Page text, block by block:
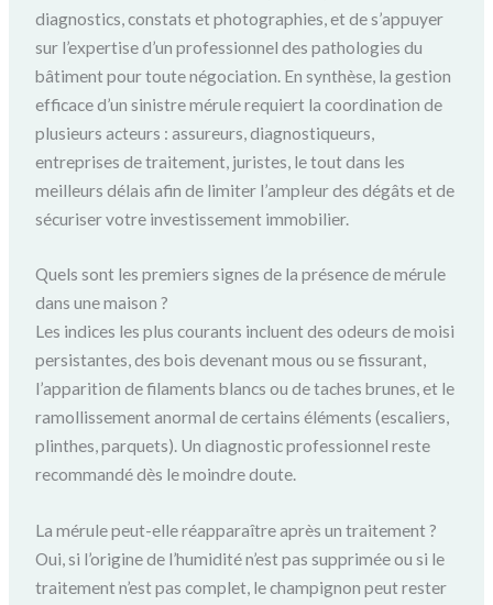
diagnostics, constats et photographies, et de s’appuyer
sur l’expertise d’un professionnel des pathologies du
bâtiment pour toute négociation. En synthèse, la gestion
efficace d’un sinistre mérule requiert la coordination de
plusieurs acteurs : assureurs, diagnostiqueurs,
entreprises de traitement, juristes, le tout dans les
meilleurs délais afin de limiter l’ampleur des dégâts et de
sécuriser votre investissement immobilier.
Quels sont les premiers signes de la présence de mérule
dans une maison ?
Les indices les plus courants incluent des odeurs de moisi
persistantes, des bois devenant mous ou se fissurant,
l’apparition de filaments blancs ou de taches brunes, et le
ramollissement anormal de certains éléments (escaliers,
plinthes, parquets). Un diagnostic professionnel reste
recommandé dès le moindre doute.
La mérule peut-elle réapparaître après un traitement ?
Oui, si l’origine de l’humidité n’est pas supprimée ou si le
traitement n’est pas complet, le champignon peut rester